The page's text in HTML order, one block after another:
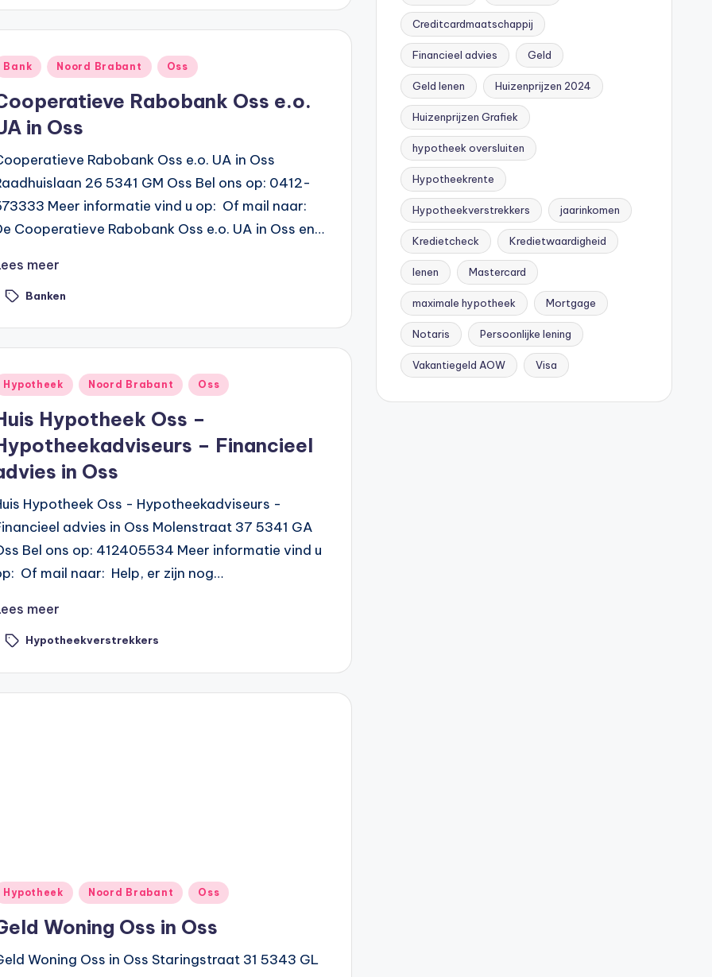
Bank Noord Brabant Oss
Rabobank Oss e.o.
in Oss
Rabobank Oss e.o. UA in Oss
26 5341 GM Oss Bel ons op: 0412-
Meer informatie vind u op: Of mail naar:
Cooperatieve Rabobank Oss e.o. UA in Oss en…
meer
Banken
Hypotheek Noord Brabant Oss
Hypotheek Oss –
– Financieel
in Oss
Hypotheek Oss - Hypotheekadviseurs -
advies in Oss Molenstraat 37 5341 GA
Bel ons op: 412405534 Meer informatie vind u
Of mail naar: Help, er zijn nog…
meer
Hypotheekverstrekkers
Hypotheek Noord Brabant Oss
Woning Oss in Oss
Woning Oss in Oss Staringstraat 31 5343 GL
Creditcardmaatschappij
Financieel advies Geld
Geld lenen Huizenprijzen 2024
Huizenprijzen Grafiek
hypotheek oversluiten
Hypotheekrente
Hypotheekverstrekkers jaarinkomen
Kredietcheck Kredietwaardigheid
lenen Mastercard
maximale hypotheek Mortgage
Notaris Persoonlijke lening
Vakantiegeld AOW Visa